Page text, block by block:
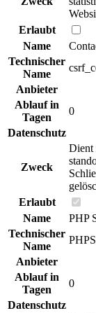
Erlaubt
Name
Technischer
Name
Anbieter
Ablauf in
Tagen
0
Datenschutz
Zweck
Dient
Erlaubt
Name
PHP
Technischer
Name
Anbieter
Ablauf in
Tagen
0
Datenschutz